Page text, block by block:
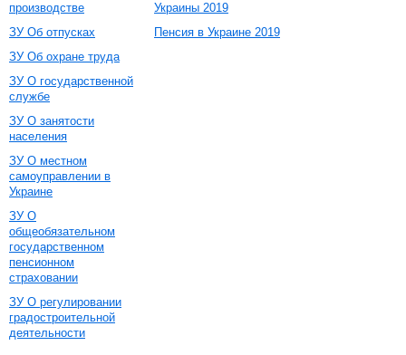
производстве
ЗУ Об отпусках
ЗУ Об охране труда
ЗУ О государственной
службе
ЗУ О занятости
населения
ЗУ О местном
самоуправлении в
Украине
ЗУ О
общеобязательном
государственном
пенсионном
страховании
ЗУ О регулировании
градостроительной
деятельности
Украины 2019
Пенсия в Украине 2019